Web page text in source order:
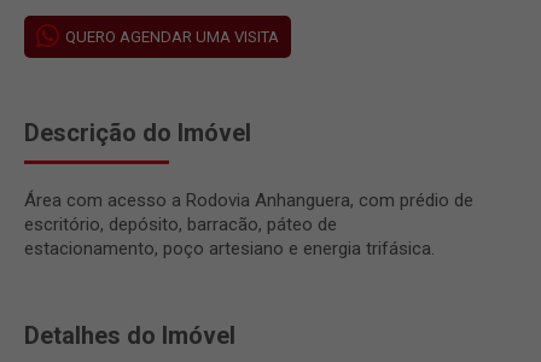
QUERO AGENDAR UMA VISITA
Descrição do Imóvel
Área com acesso a Rodovia Anhanguera, com prédio de
escritório, depósito, barracão, páteo de
estacionamento, poço artesiano e energia trifásica.
Detalhes do Imóvel